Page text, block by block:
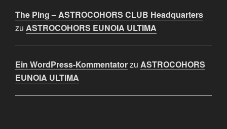
The Ping – ASTROCOHORS CLUB Headquarters
zu ASTROCOHORS EUNOIA ULTIMA
Ein WordPress-Kommentatorzu ASTROCOHORS
EUNOIA ULTIMA